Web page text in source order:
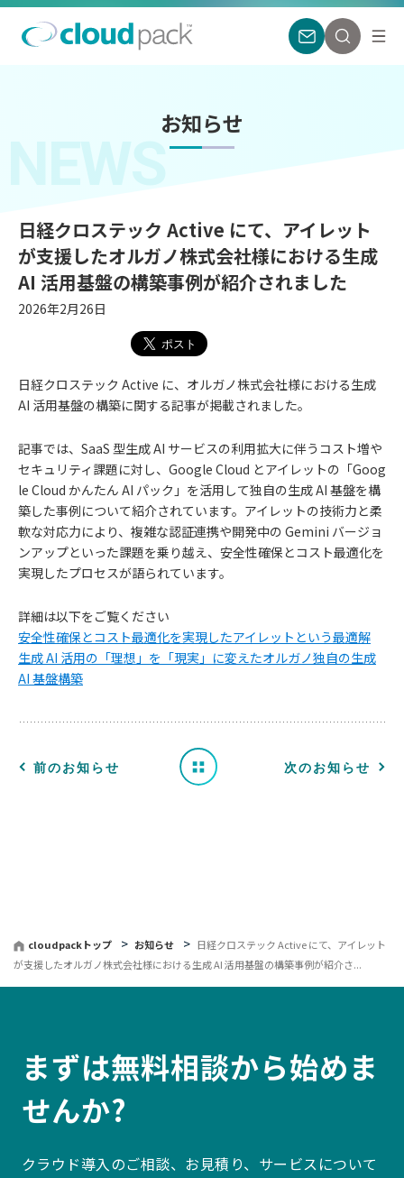
お知らせ
NEWS
日経クロステック Active にて、アイレット
が支援したオルガノ株式会社様における生成
AI 活用基盤の構築事例が紹介されました
2026年2月26日
日経クロステック Active に、オルガノ株式会社様における生成
AI 活用基盤の構築に関する記事が掲載されました。
記事では、SaaS 型生成 AI サービスの利用拡大に伴うコスト増や
セキュリティ課題に対し、Google Cloud とアイレットの「Goog
le Cloud かんたん AI パック」を活用して独自の生成 AI 基盤を構
築した事例について紹介されています。アイレットの技術力と柔
軟な対応力により、複雑な認証連携や開発中の Gemini バージョ
ンアップといった課題を乗り越え、安全性確保とコスト最適化を
実現したプロセスが語られています。
詳細は以下をご覧ください
安全性確保とコスト最適化を実現したアイレットという最適解
生成 AI 活用の「理想」を「現実」に変えたオルガノ独自の生成
AI 基盤構築
前のお知らせ
知
せ
一 次のお知らせ
cloudpackトップ お知らせ
日経クロステック Active にて、アイレット
が支援したオルガノ株式会社様における生成 AI 活用基盤の構築事例が紹介さ...
まずは無料相談から始めま
せんか?
クラウド導入のご相談、お見積り、サービスについて